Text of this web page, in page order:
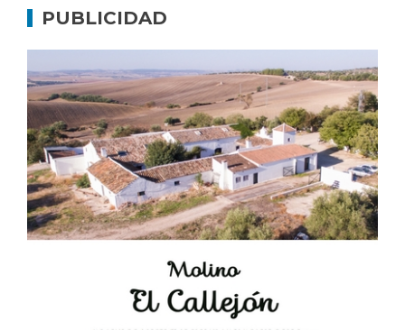
concentración nazis
Bornos
El Frente Popular. Ubrique, febrero-julio 1936
Juntar las letras. La alfabetización en el campo: del
afán de saber a la autogestión
Historia y vivencias del poblado de Los Hurones
PUBLICIDAD